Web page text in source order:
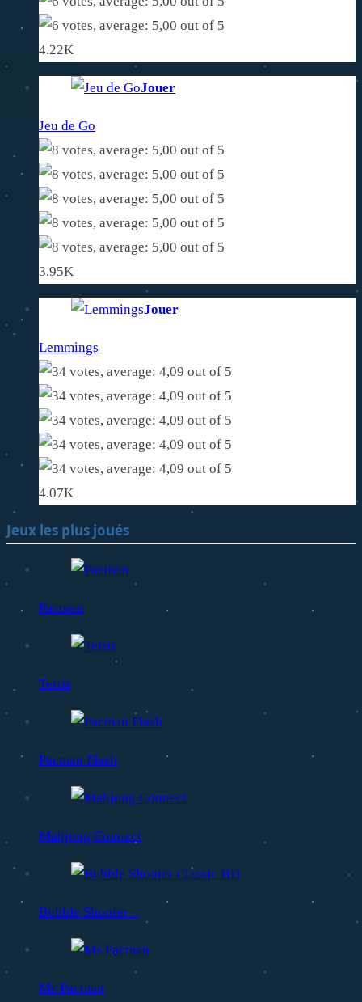
4.22K
Jouer
Jeu de Go
3.95K
Jouer
Lemmings
4.07K
Jeux les plus joués
Pacman
Tetris
Pacman Flash
Mahjong Connect
Bubble Shooter ..
Ms Pacman